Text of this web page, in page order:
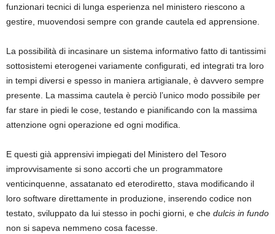
funzionari tecnici di lunga esperienza nel ministero riescono a
gestire, muovendosi sempre con grande cautela ed apprensione.
La possibilità di incasinare un sistema informativo fatto di tantissimi
sottosistemi eterogenei variamente configurati, ed integrati tra loro
in tempi diversi e spesso in maniera artigianale, è davvero sempre
presente. La massima cautela è perciò l’unico modo possibile per
far stare in piedi le cose, testando e pianificando con la massima
attenzione ogni operazione ed ogni modifica.
E questi già apprensivi impiegati del Ministero del Tesoro
improvvisamente si sono accorti che un programmatore
venticinquenne, assatanato ed eterodiretto, stava modificando il
loro software direttamente in produzione, inserendo codice non
testato, sviluppato da lui stesso in pochi giorni, e che dulcis in fundo
non si sapeva nemmeno cosa facesse.